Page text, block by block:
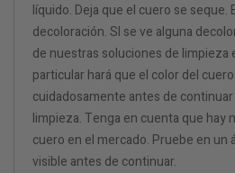
líquido. Deja que el cuero se seque.
decoloración. SI se ve alguna
de nuestras soluciones de limpieza
particular hará que el color del
cuidadosamente antes de
limpieza. Tenga en cuenta que hay
cuero en el mercado. Pruebe en un
visible antes de continuar.